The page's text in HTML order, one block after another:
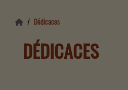
Dédicaces
DÉDICACES